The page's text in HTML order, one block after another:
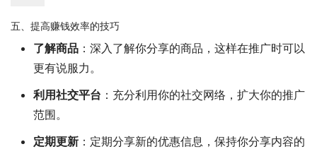
五、提高赚钱效率的技巧
了解商品 ：深入了解你分享的商品，这样在推广时可以
更有说服力。
利用社交平台 ：充分利用你的社交网络，扩大你的推广
范围。
定期更新 ：定期分享新的优惠信息，保持你分享内容的